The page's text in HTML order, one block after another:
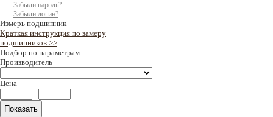
Забыли пароль?
Забыли логин?
Измерь подшипник
Краткая инструкция по замеру
подшипников >>
Подбор по параметрам
Производитель
Цена
-